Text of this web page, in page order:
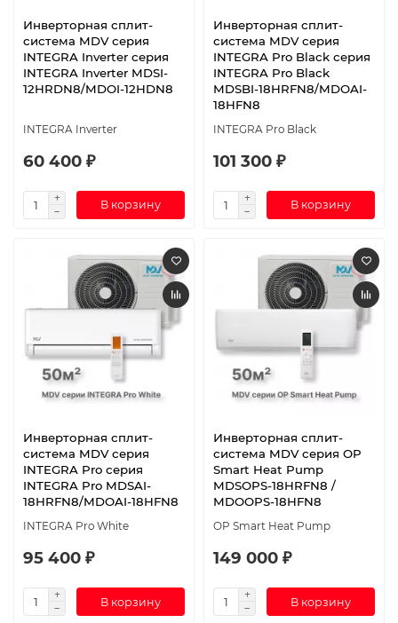
Инверторная сплит-
система MDV серия
INTEGRA Inverter серия
INTEGRA Inverter MDSI-
12HRDN8/MDOI-12HDN8
INTEGRA Inverter
60 400 ₽
В корзину
Инверторная сплит-
система MDV серия
INTEGRA Pro Black серия
INTEGRA Pro Black
MDSBI-18HRFN8/MDOAI-
18HFN8
INTEGRA Pro Black
101 300 ₽
В корзину
Инверторная сплит-
система MDV серия
INTEGRA Pro серия
INTEGRA Pro MDSAI-
18HRFN8/MDOAI-18HFN8
INTEGRA Pro White
95 400 ₽
В корзину
Инверторная сплит-
система MDV серия OP
Smart Heat Pump
MDSOPS-18HRFN8 /
MDOOPS-18HFN8
OP Smart Heat Pump
149 000 ₽
В корзину